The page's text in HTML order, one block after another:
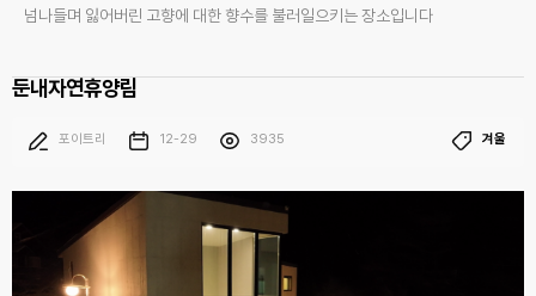
넘나들며 잃어버린 고향에 대한 향수를 불러일으키는 장소입니다
둔내자연휴양림
포이트리 12-29 3935 겨울